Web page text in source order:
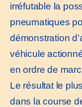
irréfutable la
pneumatiques
démonstration
véhicule
en ordre de
Le résultat le
dans la course